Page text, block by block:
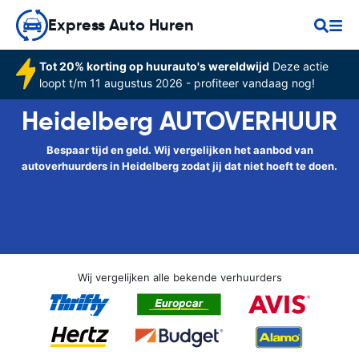
Express Auto Huren
Tot 20% korting op huurauto's wereldwijd Deze actie
loopt t/m 11 augustus 2026 - profiteer vandaag nog!
Heidelberg AUTOVERHUUR
Bespaar tijd en geld. Wij vergelijken het aanbod van
autoverhuurders in Heidelberg zodat jij dat niet hoeft te doen.
Wij vergelijken alle bekende verhuurders